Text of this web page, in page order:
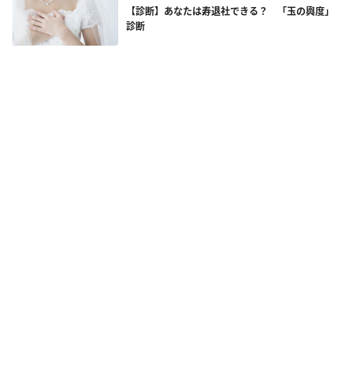
【診断】あなたは寿退社できる？ 「玉の輿度」
診断